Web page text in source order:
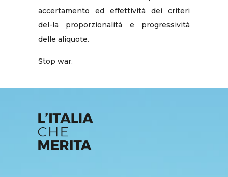
accertamento ed effettività dei criteri
del-la proporzionalità e progressività
delle aliquote.
Stop war.